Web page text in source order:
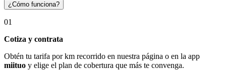
¿Cómo funciona?
01
Cotiza y contrata
Obtén tu tarifa por km recorrido en nuestra página o en la app
miituo y elige el plan de cobertura que más te convenga.